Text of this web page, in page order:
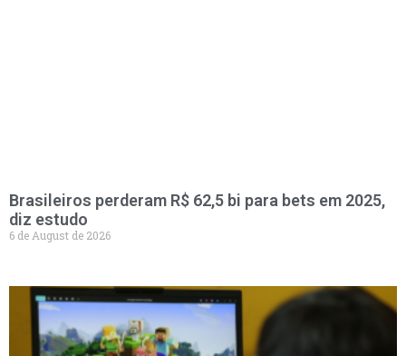
Brasileiros perderam R$ 62,5 bi para bets em 2025,
diz estudo
6 de August de 2026